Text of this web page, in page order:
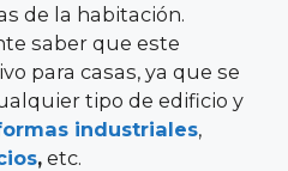
de la habitación.
saber que este
para casas, ya que se
tipo de edificio y
industriales,
, etc.